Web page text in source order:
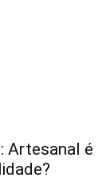
Artesanal é